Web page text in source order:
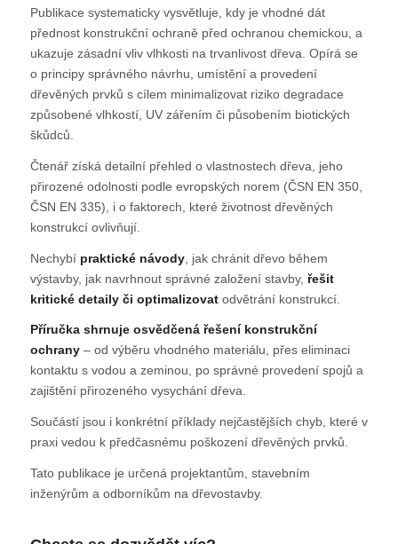
Publikace systematicky vysvětluje, kdy je vhodné dát
přednost konstrukční ochraně před ochranou chemickou, a
ukazuje zásadní vliv vlhkosti na trvanlivost dřeva. Opírá se
o principy správného návrhu, umístění a provedení
dřevěných prvků s cílem minimalizovat riziko degradace
způsobené vlhkostí, UV zářením či působením biotických
škůdců.
Čtenář získá detailní přehled o vlastnostech dřeva, jeho
přirozené odolnosti podle evropských norem (ČSN EN 350,
ČSN EN 335), i o faktorech, které životnost dřevěných
konstrukcí ovlivňují.
Nechybí praktické návody, jak chránit dřevo během
výstavby, jak navrhnout správné založení stavby, řešit
kritické detaily či optimalizovatodvětrání konstrukcí.
Příručka shrnuje osvědčená řešení konstrukční
ochrany– od výběru vhodného materiálu, přes eliminaci
kontaktu s vodou a zeminou, po správné provedení spojů a
zajištění přirozeného vysychání dřeva.
Součástí jsou i konkrétní příklady nejčastějších chyb, které v
praxi vedou k předčasnému poškození dřevěných prvků.
Tato publikace je určená projektantům, stavebním
inženýrům a odborníkům na dřevostavby.